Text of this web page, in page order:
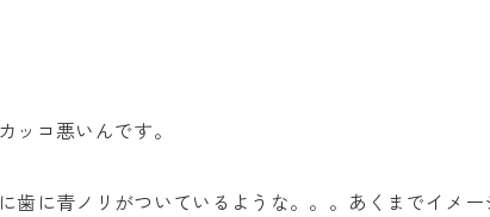
ッコ悪いんです。
歯に青ノリがついているような。。。あくまでイメー